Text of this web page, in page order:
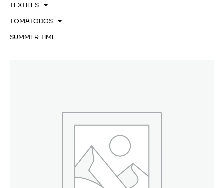
TEXTILES
TOMATODOS
SUMMER TIME